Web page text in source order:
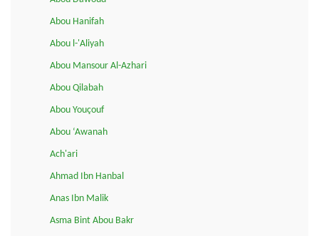
Abou Hanifah
Abou l-'Aliyah
Abou Mansour Al-Azhari
Abou Qilabah
Abou Youçouf
Abou ‘Awanah
Ach'ari
Ahmad Ibn Hanbal
Anas Ibn Malik
Asma Bint Abou Bakr